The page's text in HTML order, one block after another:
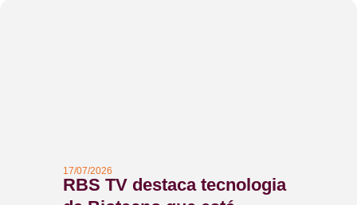
17/07/2026
RBS TV destaca tecnologia